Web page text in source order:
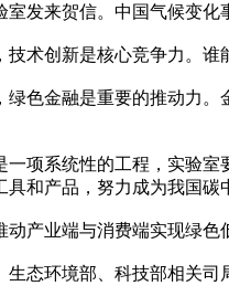
发来贺信。中国气候变化
术创新是核心竞争力。
绿色金融是重要的推动力
项系统性的工程，实验
和产品，努力成为我国碳
产业端与消费端实现绿
态环境部、科技部相关